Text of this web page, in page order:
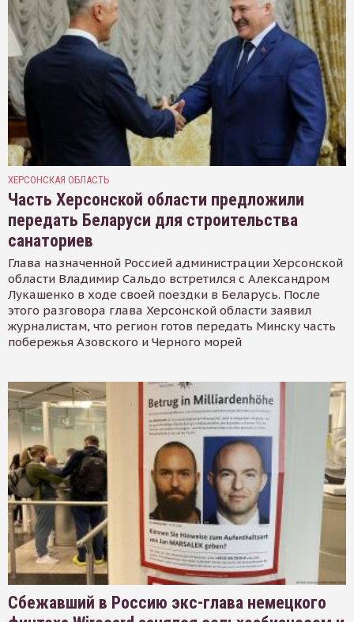
ХЕРСОНСКАЯ ОБЛАСТЬ
Часть Херсонской области предложили
передать Беларуси для строительства
санаториев
Глава назначенной Россией администрации Херсонской
области Владимир Сальдо встретился с Александром
Лукашенко в ходе своей поездки в Беларусь. После
этого разговора глава Херсонской области заявил
журналистам, что регион готов передать Минску часть
побережья Азовского и Черного морей
Сбежавший в Россию экс-глава немецкого